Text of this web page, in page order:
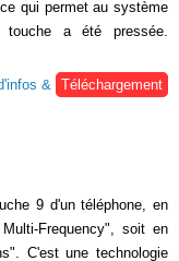
qui permet au système
touche a été pressée.
&
Téléchargement
9 d'un téléphone, en
Frequency", soit en
C'est une technologie